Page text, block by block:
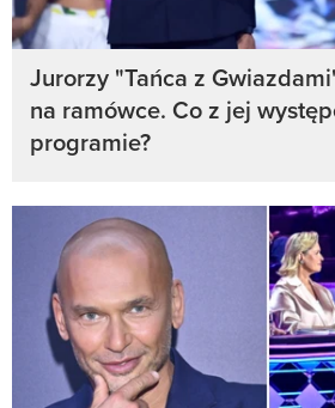
Jurorzy "Tańca z
na ramówce. Co z jej
programie?